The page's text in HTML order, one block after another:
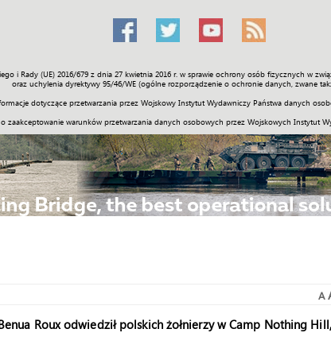
i Rady (UE) 2016/679 z dnia 27 kwietnia 2016 r. w sprawie ochrony osób fizycznych w
oraz uchylenia dyrektywy 95/46/WE (ogólne rozporządzenie o ochronie danych, zwane
dotyczące przetwarzania przez Wojskowy Instytut Wydawniczy Państwa danych
o zaakceptowanie warunków przetwarzania danych osobowych przez Wojskowych Instytut
Świat Społeczność Sport Historia Galerie Wideo
A
Roux odwiedził polskich żołnierzy w Camp Nothing Hill,